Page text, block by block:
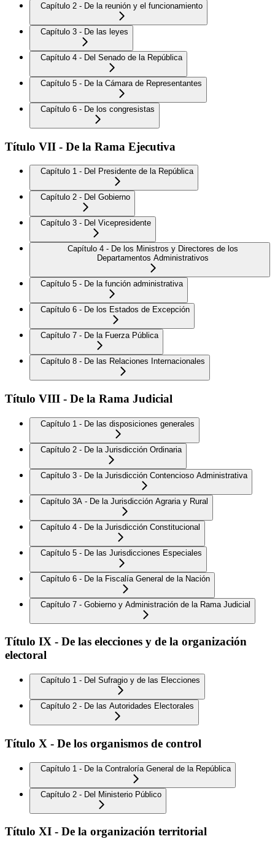
Capítulo 2 - De la reunión y el funcionamiento
Capítulo 3 - De las leyes
Capítulo 4 - Del Senado de la República
Capítulo 5 - De la Cámara de Representantes
Capítulo 6 - De los congresistas
Título VII - De la Rama Ejecutiva
Capítulo 1 - Del Presidente de la República
Capítulo 2 - Del Gobierno
Capítulo 3 - Del Vicepresidente
Capítulo 4 - De los Ministros y Directores de los
Departamentos Administrativos
Capítulo 5 - De la función administrativa
Capítulo 6 - De los Estados de Excepción
Capítulo 7 - De la Fuerza Pública
Capítulo 8 - De las Relaciones Internacionales
Título VIII - De la Rama Judicial
Capítulo 1 - De las disposiciones generales
Capítulo 2 - De la Jurisdicción Ordinaria
Capítulo 3 - De la Jurisdicción Contencioso Administrativa
Capítulo 3A - De la Jurisdicción Agraria y Rural
Capítulo 4 - De la Jurisdicción Constitucional
Capítulo 5 - De las Jurisdicciones Especiales
Capítulo 6 - De la Fiscalía General de la Nación
Capítulo 7 - Gobierno y Administración de la Rama Judicial
Título IX - De las elecciones y de la organización
electoral
Capítulo 1 - Del Sufragio y de las Elecciones
Capítulo 2 - De las Autoridades Electorales
Título X - De los organismos de control
Capítulo 1 - De la Contraloría General de la República
Capítulo 2 - Del Ministerio Público
Título XI - De la organización territorial